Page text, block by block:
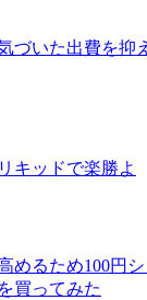
づいた出費を抑
キッドで楽勝よ
めるため100円シ
買ってみた